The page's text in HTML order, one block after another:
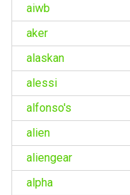
aiwb
aker
alaskan
alessi
alfonso's
alien
aliengear
alpha